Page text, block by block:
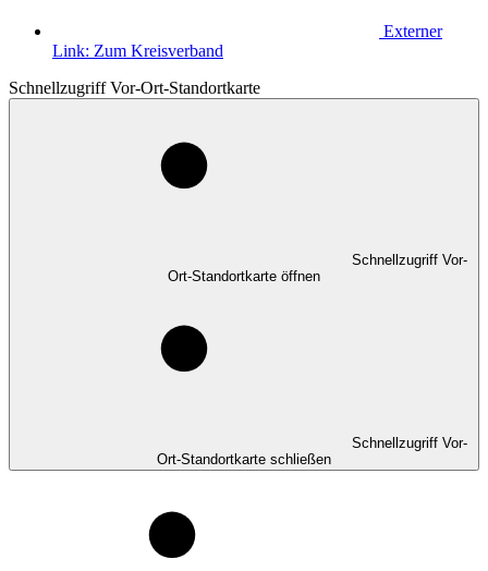
Externer
Link: Zum Kreisverband
Schnellzugriff Vor-Ort-Standortkarte
Schnellzugriff Vor-
Ort-Standortkarte öffnen
Schnellzugriff Vor-
Ort-Standortkarte schließen